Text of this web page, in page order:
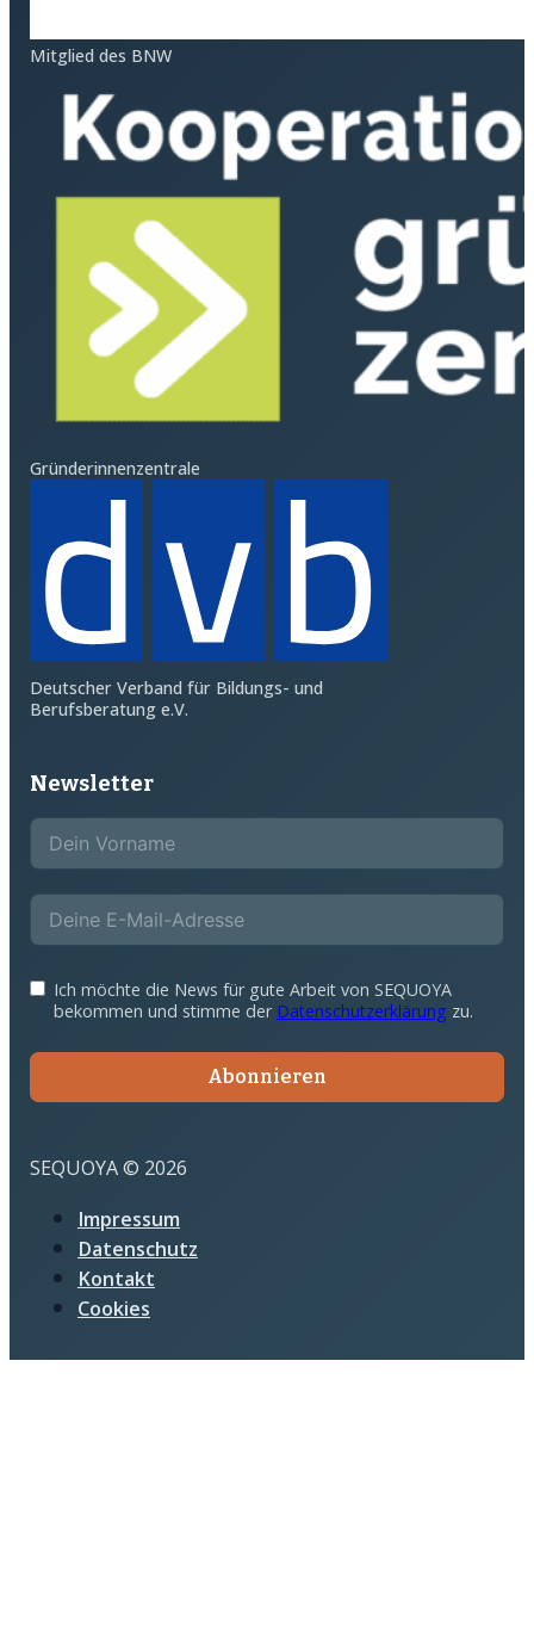
Mitglied des BNW
Gründerinnenzentrale
Deutscher Verband für Bildungs- und
Berufsberatung e.V.
Newsletter
Ich möchte die News für gute Arbeit von SEQUOYA
bekommen und stimme der Datenschutzerklärung zu.
Abonnieren
SEQUOYA © 2026
Impressum
Datenschutz
Kontakt
Cookies